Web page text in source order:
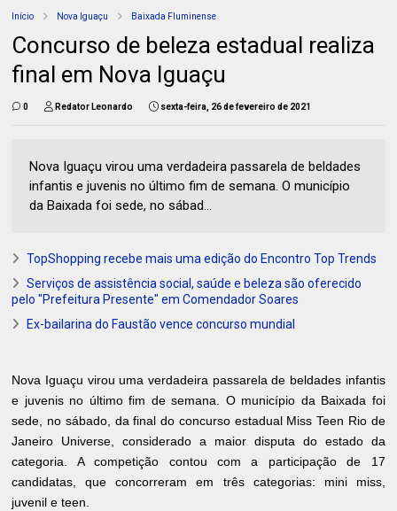
Início Nova Iguaçu Baixada Fluminense
Concurso de beleza estadual realiza
final em Nova Iguaçu
0 Redator Leonardo sexta-feira, 26 de fevereiro de 2021
Nova Iguaçu virou uma verdadeira passarela de beldades
infantis e juvenis no último fim de semana. O município
da Baixada foi sede, no sábad...
TopShopping recebe mais uma edição do Encontro Top Trends
Serviços de assistência social, saúde e beleza são oferecido
pelo "Prefeitura Presente" em Comendador Soares
Ex-bailarina do Faustão vence concurso mundial
Nova Iguaçu virou uma verdadeira passarela de beldades infantis
e juvenis no último fim de semana. O município da Baixada foi
sede, no sábado, da final do concurso estadual Miss Teen Rio de
Janeiro Universe, considerado a maior disputa do estado da
categoria. A competição contou com a participação de 17
candidatas, que concorreram em três categorias: mini miss,
juvenil e teen.